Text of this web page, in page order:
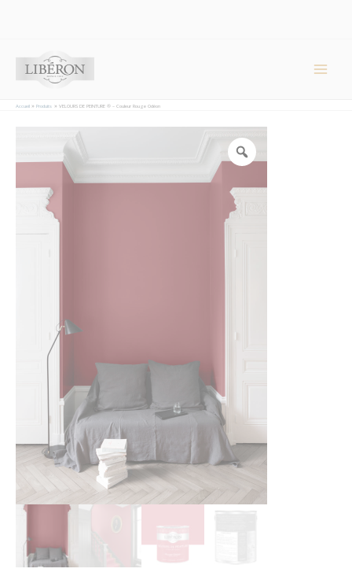
Accueil Produits VELOURS DE PEINTURE ® – Couleur Rouge Odéon